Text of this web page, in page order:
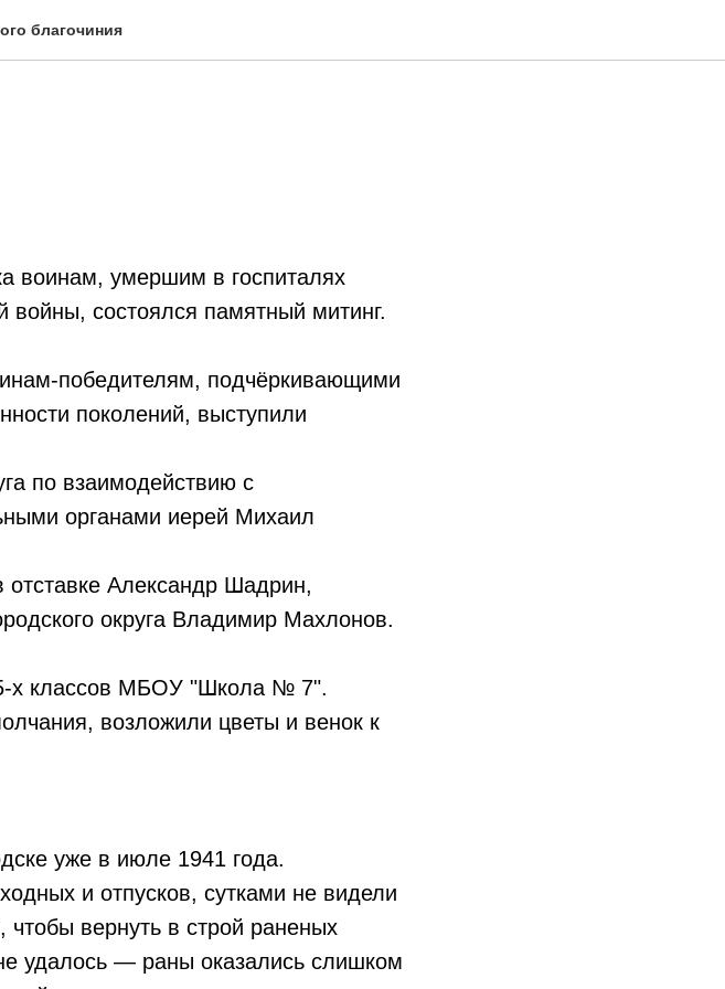
благочиния
воинам, умершим в госпиталях
войны, состоялся памятный митинг.
победителям, подчёркивающими
поколений, выступили
по взаимодействию с
органами иерей Михаил
отставке Александр Шадрин,
округа Владимир Махлонов.
5-х классов МБОУ "Школа № 7".
возложили цветы и венок к
уже в июле 1941 года.
и отпусков, сутками не видели
вернуть в строй раненых
удалось — раны оказались слишком